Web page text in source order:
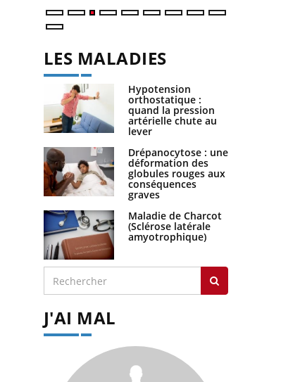
LES MALADIES
Hypotension
orthostatique :
quand la pression
artérielle chute au
lever
Drépanocytose : une
déformation des
globules rouges aux
conséquences
graves
Maladie de Charcot
(Sclérose latérale
amyotrophique)
J'AI MAL